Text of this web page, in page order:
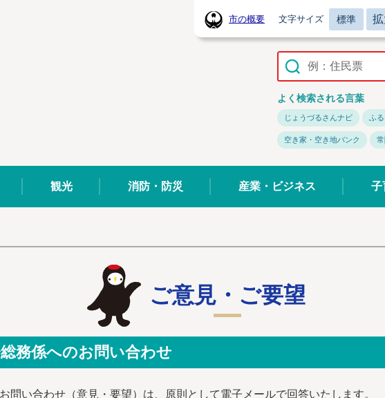
常陸太田市ホームページ
市の概要 文字サイズ 標準
よく検索される言葉
じょうづるさんナビ ふ
空き家・空き地バンク
観光 消防・防災 産業・ビジネス 子
ご意見・ご要望
務係へのお問い合わせ
問い合わせ（意見・要望）は、原則として電子メールで回答いたします。